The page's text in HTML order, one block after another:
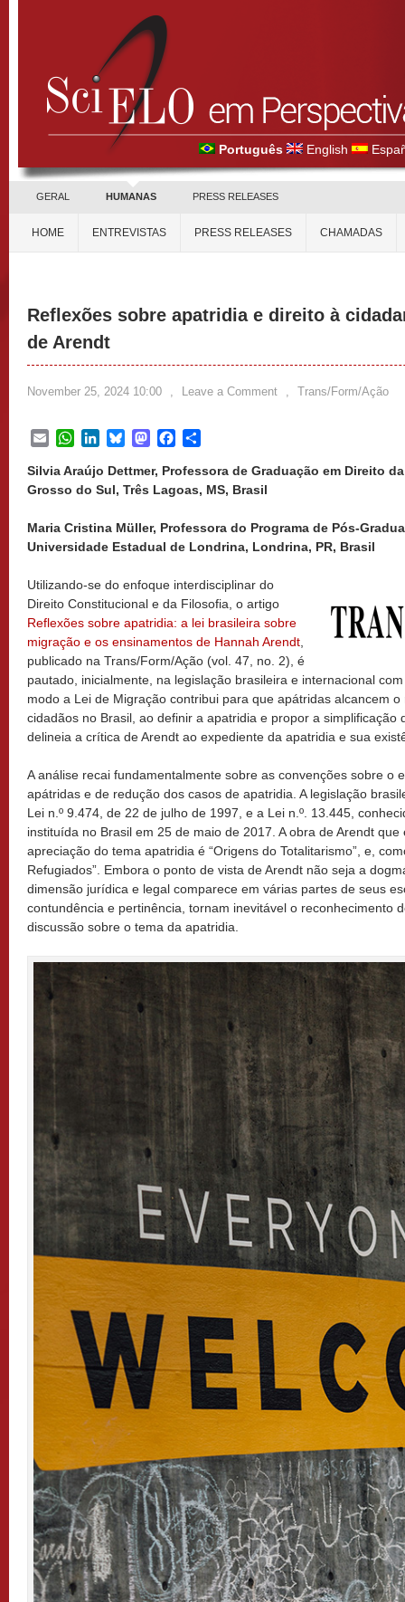
Português English
GERAL HUMANAS PRESS RELEASES
HOME ENTREVISTAS PRESS RELEASES CHAMADAS
Reflexões sobre apatridia e direito à
de Arendt
November 25, 2024 10:00 , Leave a Comment , Trans/Form/Ação
EmailWhatsApp
LinkedInBlueskyMastodonFacebook
Silvia Araújo Dettmer, Professora de Graduação em Direito
Grosso do Sul, Três Lagoas, MS, Brasil
Maria Cristina Müller, Professora do Programa de Pós-
Universidade Estadual de Londrina, Londrina, PR, Brasil
Utilizando-se do enfoque interdisciplinar do
Direito Constitucional e da Filosofia, o artigo
Reflexões sobre apatridia: a lei brasileira sobre
migração e os ensinamentos de Hannah Arendt
publicado na Trans/Form/Ação (vol. 47, no. 2), é
pautado, inicialmente, na legislação brasileira e internacional
modo a Lei de Migração contribui para que apátridas alcancem
cidadãos no Brasil, ao definir a apatridia e propor a simplificação
delineia a crítica de Arendt ao expediente da apatridia e sua
A análise recai fundamentalmente sobre as convenções sobre o
apátridas e de redução dos casos de apatridia. A legislação
Lei n.º 9.474, de 22 de julho de 1997, e a Lei n.º. 13.445,
instituída no Brasil em 25 de maio de 2017. A obra de Arendt
apreciação do tema apatridia é “Origens do Totalitarismo”, e,
Refugiados”. Embora o ponto de vista de Arendt não seja a
dimensão jurídica e legal comparece em várias partes de seus
contundência e pertinência, tornam inevitável o reconhecimento
discussão sobre o tema da apatridia.